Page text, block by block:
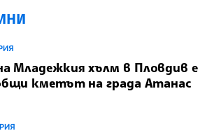
Младежкия хълм в Пловдив е
кметът на града Атанас